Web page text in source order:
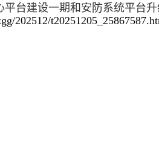
台建设一期和安防系统平台
202512/